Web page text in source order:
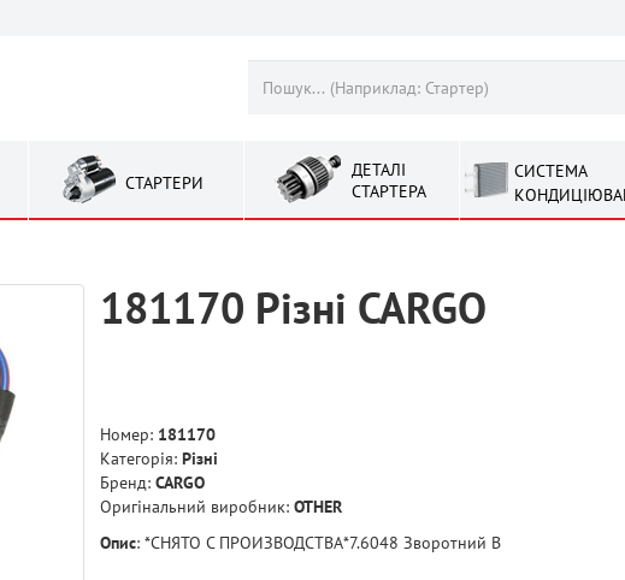
СТАРТЕРИ
ДЕТАЛІ
СТАРТЕРА
СИСТЕМА
181170 Рiзнi CARGO
Номер: 181170
Категорія: Рiзнi
Бренд: CARGO
Оригінальний виробник: OTHER
Опис: *СНЯТО С ПРОИЗВОДСТВА*7.6048 Зворотний В